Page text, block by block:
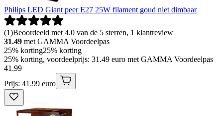
Philips LED Giant peer E27 25W filament goud niet dimbaar
(1)Beoordeeld met 4.0 van de 5 sterren, 1 klantreview
31.49 met GAMMA Voordeelpas
25% korting25% korting
25% korting, voordeelprijs: 31.49 euro met GAMMA Voordeelpas
41 .99
Prijs: 41.99 euro